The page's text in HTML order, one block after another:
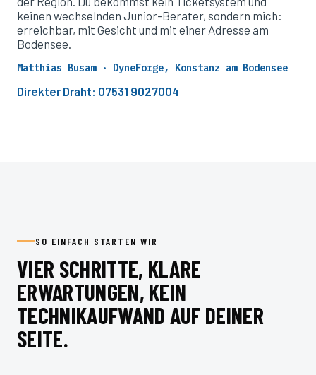
keinen wechselnden Junior-Berater, sondern mich:
erreichbar, mit Gesicht und mit einer Adresse am
Bodensee.
Matthias Busam · DyneForge, Konstanz am Bodensee
Direkter Draht: 07531 9027004
SO EINFACH STARTEN WIR
VIER SCHRITTE, KLARE
ERWARTUNGEN, KEIN
TECHNIKAUFWAND AUF DEINER
SEITE.